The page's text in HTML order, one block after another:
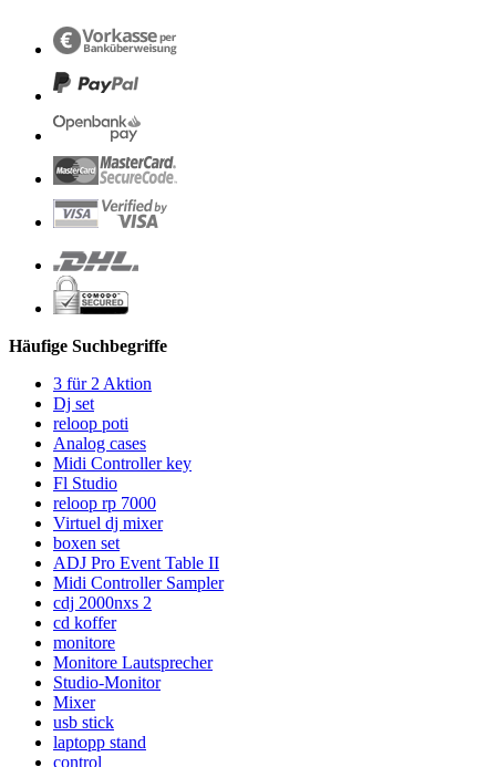
Häufige Suchbegriffe
3 für 2 Aktion
Dj set
reloop poti
Analog cases
Midi Controller key
Fl Studio
reloop rp 7000
Virtuel dj mixer
boxen set
ADJ Pro Event Table II
Midi Controller Sampler
cdj 2000nxs 2
cd koffer
monitore
Monitore Lautsprecher
Studio-Monitor
Mixer
usb stick
laptopp stand
control